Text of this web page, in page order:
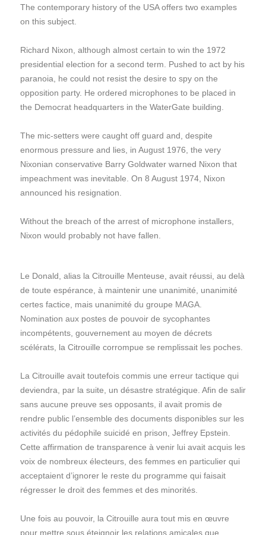
The contemporary history of the USA offers two examples
on this subject.
Richard Nixon, although almost certain to win the 1972
presidential election for a second term. Pushed to act by his
paranoia, he could not resist the desire to spy on the
opposition party. He ordered microphones to be placed in
the Democrat headquarters in the WaterGate building.
The mic-setters were caught off guard and, despite
enormous pressure and lies, in August 1976, the very
Nixonian conservative Barry Goldwater warned Nixon that
impeachment was inevitable. On 8 August 1974, Nixon
announced his resignation.
Without the breach of the arrest of microphone installers,
Nixon would probably not have fallen.
Le Donald, alias la Citrouille Menteuse, avait réussi, au delà
de toute espérance, à maintenir une unanimité, unanimité
certes factice, mais unanimité du groupe MAGA.
Nomination aux postes de pouvoir de sycophantes
incompétents, gouvernement au moyen de décrets
scélérats, la Citrouille corrompue se remplissait les poches.
La Citrouille avait toutefois commis une erreur tactique qui
deviendra, par la suite, un désastre stratégique. Afin de salir
sans aucune preuve ses opposants, il avait promis de
rendre public l’ensemble des documents disponibles sur les
activités du pédophile suicidé en prison, Jeffrey Epstein.
Cette affirmation de transparence à venir lui avait acquis les
voix de nombreux électeurs, des femmes en particulier qui
acceptaient d’ignorer le reste du programme qui faisait
régresser le droit des femmes et des minorités.
Une fois au pouvoir, la Citrouille aura tout mis en œuvre
pour mettre sous éteignoir les relations amicales que,